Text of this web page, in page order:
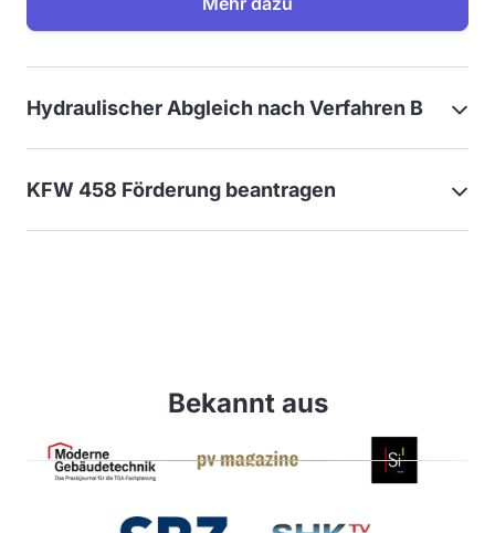
Hydraulischer Abgleich nach Verfahren B
KFW 458 Förderung beantragen
Bekannt aus